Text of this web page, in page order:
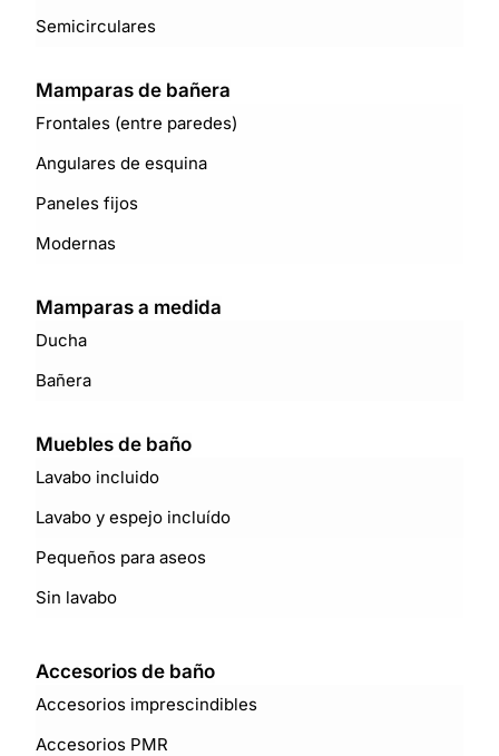
Semicirculares
Mamparas de bañera
Frontales (entre paredes)
Angulares de esquina
Paneles fijos
Modernas
Mamparas a medida
Ducha
Bañera
Muebles de baño
Lavabo incluido
Lavabo y espejo incluído
Pequeños para aseos
Sin lavabo
Accesorios de baño
Accesorios imprescindibles
Accesorios PMR